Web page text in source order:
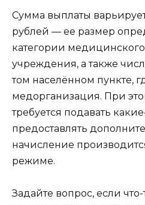
Сумма выплаты
рублей — ее размер
категории медицинского
учреждения, а также
том населённом пункте,
медорганизация. При
требуется подавать
предоставлять
начисление
режиме.
Задайте вопрос, если